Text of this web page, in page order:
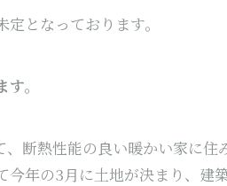
となっております。
。
断熱性能の良い暖かい家に住
今年の3月に土地が決まり、建